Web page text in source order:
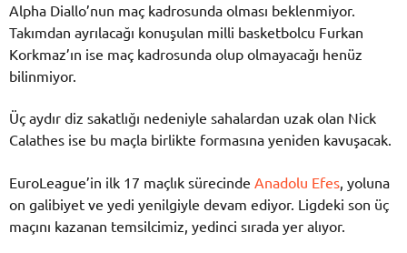
Alpha Diallo’nun maç kadrosunda olması beklenmiyor.
Takımdan ayrılacağı konuşulan milli basketbolcu Furkan
Korkmaz’ın ise maç kadrosunda olup olmayacağı henüz
bilinmiyor.
Üç aydır diz sakatlığı nedeniyle sahalardan uzak olan Nick
Calathes ise bu maçla birlikte formasına yeniden kavuşacak.
EuroLeague’in ilk 17 maçlık sürecinde Anadolu Efes , yoluna
on galibiyet ve yedi yenilgiyle devam ediyor. Ligdeki son üç
maçını kazanan temsilcimiz, yedinci sırada yer alıyor.